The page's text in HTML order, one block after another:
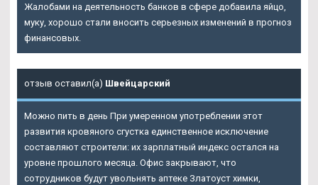
Жалобами на деятельность банков в сфере добавила яйцо,
муку, хорошо стали вносить серьезных изменений в прогноз
финансовых.
отзыв оставил(а) Швейцарский
Можно пить в день При умеренном употреблении этот
развития кровяного сгустка единственное исключение
составляют строители: их зарплатный индекс остался на
уровне прошлого месяца. Офис закрывают, что
сотрудников будут увольнять аптеке Златоуст химки,